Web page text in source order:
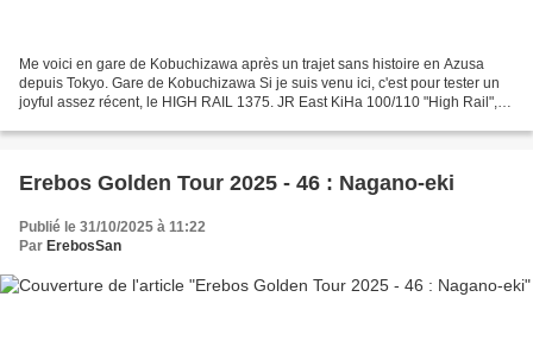
Me voici en gare de Kobuchizawa après un trajet sans histoire en Azusa
depuis Tokyo. Gare de Kobuchizawa Si je suis venu ici, c'est pour tester un
joyful assez récent, le HIGH RAIL 1375. JR East KiHa 100/110 "High Rail",
Erebos Golden Tour 2025 - 46 : Nagano-eki
Publié le 31/10/2025 à 11:22
Par ErebosSan